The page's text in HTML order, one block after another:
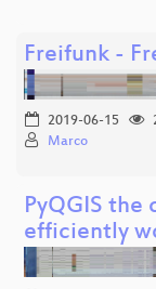
Freifunk -
2019-06-15
Marco
PyQGIS
efficiently